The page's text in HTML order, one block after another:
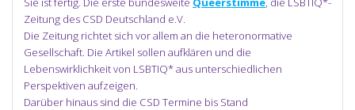
Zeitung des CSD Deutschland e.V.
Die Zeitung richtet sich vor allem an die heteronormative
Gesellschaft. Die Artikel sollen aufklären und die
Lebenswirklichkeit von LSBTIQ* aus unterschiedlichen
Perspektiven aufzeigen.
Darüber hinaus sind die CSD Termine bis Stand